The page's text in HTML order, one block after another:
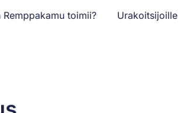
Remppakamu toimii? Urakoitsijoille